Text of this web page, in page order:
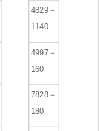
4829－
1140
4997－
160
7828－
180